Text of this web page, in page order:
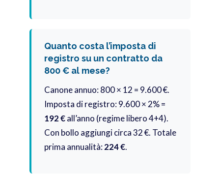
Quanto costa l’imposta di
registro su un contratto da
800 € al mese?
Canone annuo: 800 × 12 = 9.600 €.
Imposta di registro: 9.600 × 2% =
192 €all’anno (regime libero 4+4).
Con bollo aggiungi circa 32 €. Totale
prima annualità:224 €.